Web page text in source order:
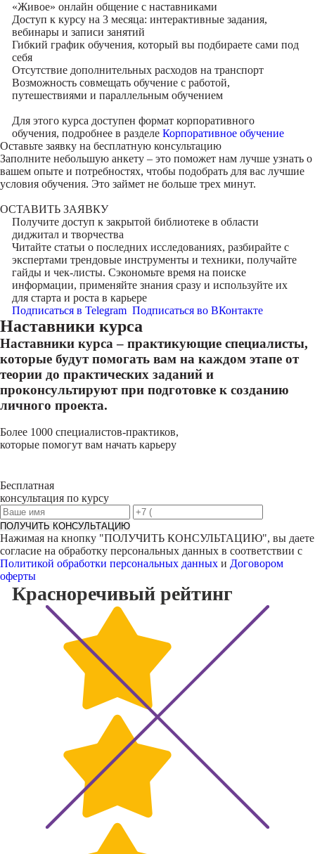
«Живое» онлайн общение с наставниками
Доступ к курсу на 3 месяца: интерактивные задания,
вебинары и записи занятий
Гибкий график обучения, который вы подбираете сами под
себя
Отсутствие дополнительных расходов на транспорт
Возможность совмещать обучение с работой,
путешествиями и параллельным обучением
Для этого курса доступен формат корпоративного
обучения, подробнее в разделе Корпоративное обучение
Оставьте заявку на бесплатную консультацию
Заполните небольшую анкету – это поможет нам лучше узнать о
вашем опыте и потребностях, чтобы подобрать для вас лучшие
условия обучения. Это займет не больше трех минут.
ОСТАВИТЬ ЗАЯВКУ
Получите доступ к закрытой библиотекев области
диджитал и творчества
Читайте статьи о последних исследованиях, разбирайте с
экспертами трендовые инструменты и техники, получайте
гайды и чек-листы. Сэкономьте время на поиске
информации, применяйте знания сразу и используйте их
для старта и роста в карьере
Подписаться в Telegram Подписаться во ВКонтакте
Наставники курса
Наставники курса – практикующие специалисты,
которые будут помогать вам на каждом этапе от
теории до практических заданий и
проконсультируют при подготовке к созданию
личного проекта.
Более 1000 специалистов-практиков,
которые помогут вам начать карьеру
Бесплатная
консультация по курсу
ПОЛУЧИТЬ КОНСУЛЬТАЦИЮ
Нажимая на кнопку "ПОЛУЧИТЬ КОНСУЛЬТАЦИЮ", вы даете
согласие на обработку персональных данных в соответствии с
Политикой обработки персональных данных и Договором
оферты
Красноречивый рейтинг